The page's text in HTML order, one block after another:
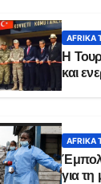
AFRIKA
Η
και
AFRIKA
για